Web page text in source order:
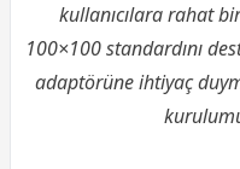
kullanıcılara rahat
100×100 standardını
adaptörüne ihtiyaç